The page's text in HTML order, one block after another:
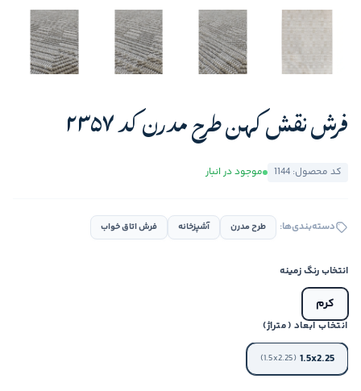
فرش نقش کهن طرح مدرن کد 2357
کد محصول: 1144 موجود در انبار
دسته‌بندی‌ها: طرح مدرن آشپزخانه فرش اتاق خواب
انتخاب رنگ زمینه
کرم
انتخاب ابعاد (متراژ)
1.5x2.25
(1.5x2.25)